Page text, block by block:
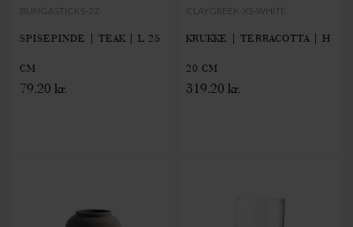
BUNGASTICKS-2Z
SPISEPINDE | TEAK | L 25
CM
79.20 kr.
CLAYGREEK-XS-WHITE
KRUKKE | TERRACOTTA | H
20 CM
319.20 kr.